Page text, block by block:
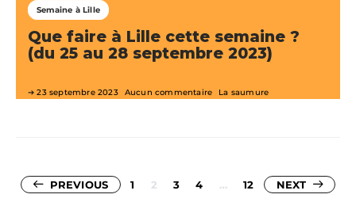
Semaine à Lille
Que faire à Lille cette semaine ?
(du 25 au 28 septembre 2023)
23 septembre 2023 Aucun commentaire La saumure
Pagination
PREVIOUS 1 2 3 4 … 12 NEXT